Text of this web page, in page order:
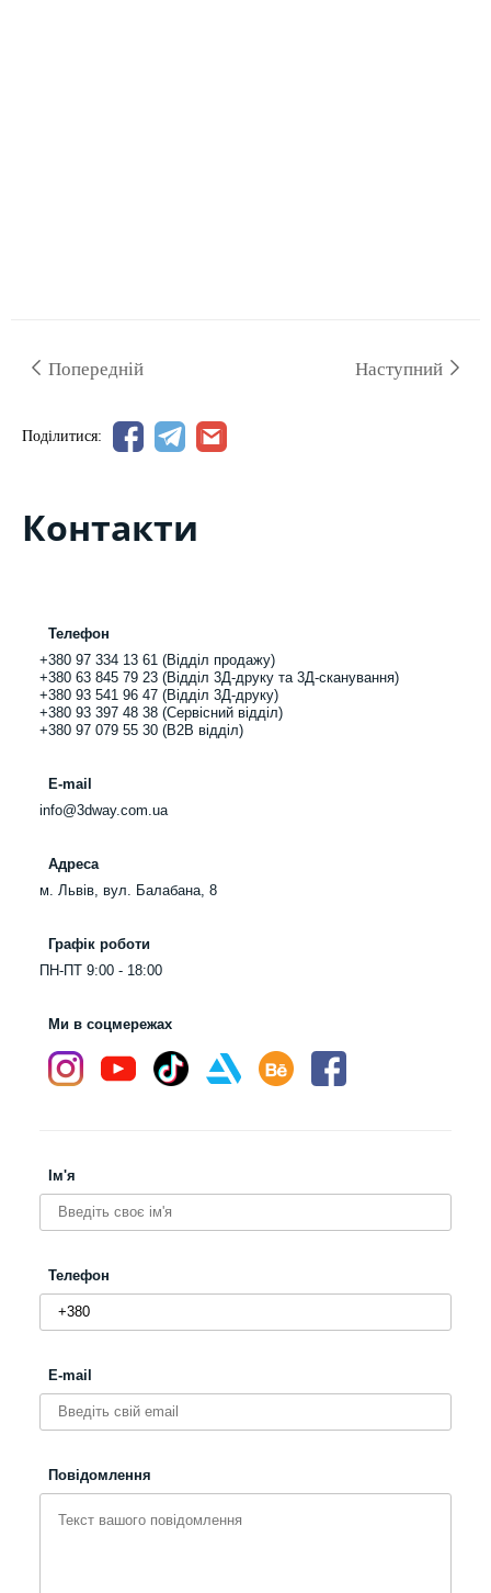
Попередній Наступний
Поділитися:
Контакти
Телефон
+380 97 334 13 61 (Відділ продажу)
+380 63 845 79 23 (Відділ 3Д-друку та 3Д-сканування)
+380 93 541 96 47 (Відділ 3Д-друку)
+380 93 397 48 38 (Сервісний відділ)
+380 97 079 55 30 (B2B відділ)
E-mail
info@3dway.com.ua
Адреса
м. Львів, вул. Балабана, 8
Графік роботи
ПН-ПТ 9:00 - 18:00
Ми в соцмережах
Ім'я
Телефон
E-mail
Повідомлення